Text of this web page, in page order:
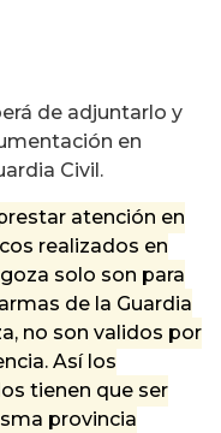
de adjuntarlo y
en
Civil.
atención en
realizados en
solo son para
de la Guardia
no son validos por
Así los
tienen que ser
provincia